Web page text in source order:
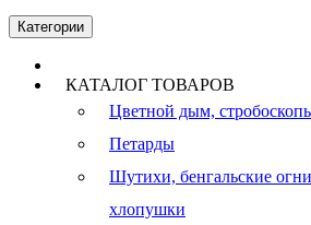
Категории
КАТАЛОГ ТОВАРОВ
Цветной дым,
Петарды
Шутихи, бенгальские
хлопушки